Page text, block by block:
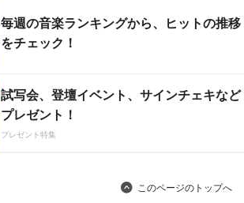
毎週の音楽ランキングから、ヒットの推移
をチェック！
試写会、登壇イベント、サインチェキなど
プレゼント！
プレゼント特集
このページのトップへ